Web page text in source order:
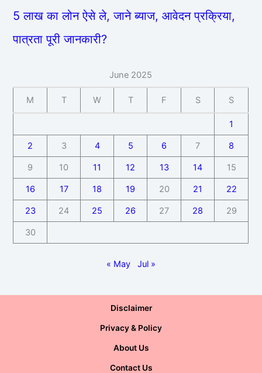
5 लाख का लोन ऐसे ले, जाने ब्याज, आवेदन प्रक्रिया,
पात्रता पूरी जानकारी?
June 2025
M T W T F S S
1
2 3 4 5 6 7 8
9 10 11 12 13 14 15
16 17 18 19 20 21 22
23 24 25 26 27 28 29
30
« May Jul »
Disclaimer
Privacy & Policy
About Us
Contact Us